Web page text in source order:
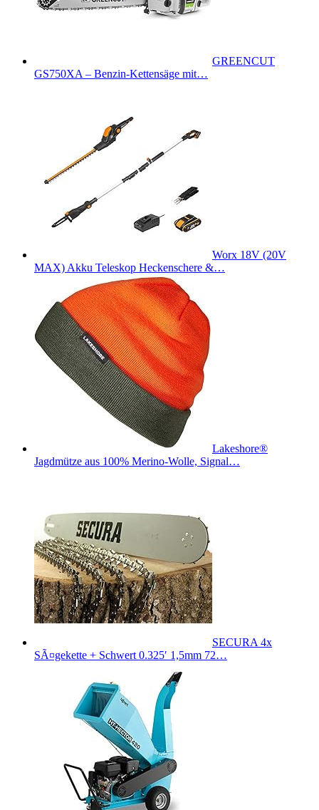
GREENCUT
GS750XA – Benzin-Kettensäge mit…
Worx 18V (20V
MAX) Akku Teleskop Heckenschere &…
Lakeshore®
Jagdmütze aus 100% Merino-Wolle, Signal…
SECURA 4x
SÃ¤gekette + Schwert 0.325′ 1,5mm 72…